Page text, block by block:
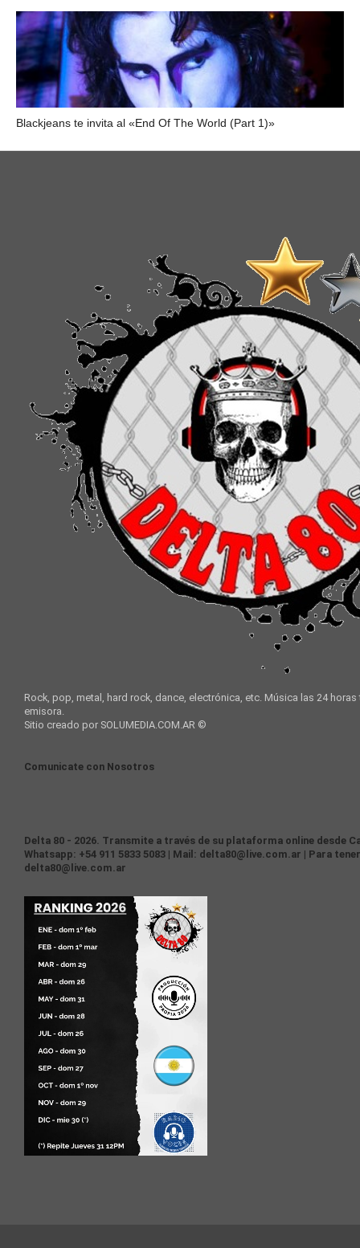
Blackjeans te invita al «End Of The World (Part 1)»
Rock, pop, metal, hard rock, dance, electrónica, etc. Música las 24
emisora.
Sitio creado por SOLUMEDIA.COM.AR ©
Comunicate con Nosotros
Delta 80 - 2026. Transmite a través de su plataforma online desde
Whatsapp: +54 911 5833 5083 | Mail: delta80@live.com.ar | Para
delta80@live.com.ar